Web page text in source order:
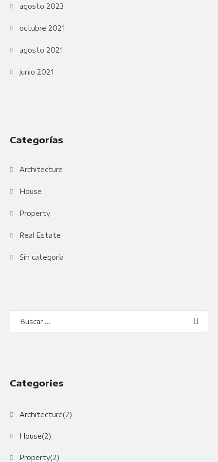
agosto 2023
octubre 2021
agosto 2021
junio 2021
Categorías
Architecture
House
Property
Real Estate
Sin categoría
Categories
Architecture(2)
House(2)
Property(2)